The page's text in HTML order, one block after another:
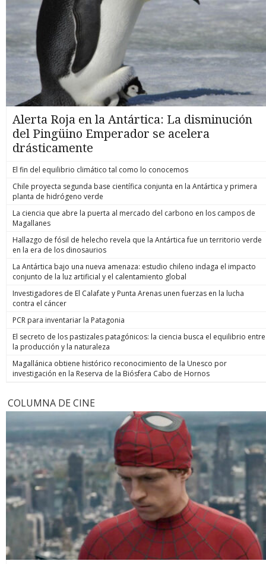
Alerta Roja en la Antártica: La disminución
del Pingüino Emperador se acelera
drásticamente
El fin del equilibrio climático tal como lo conocemos
Chile proyecta segunda base científica conjunta en la Antártica y primera
planta de hidrógeno verde
La ciencia que abre la puerta al mercado del carbono en los campos de
Magallanes
Hallazgo de fósil de helecho revela que la Antártica fue un territorio verde
en la era de los dinosaurios
La Antártica bajo una nueva amenaza: estudio chileno indaga el impacto
conjunto de la luz artificial y el calentamiento global
Investigadores de El Calafate y Punta Arenas unen fuerzas en la lucha
contra el cáncer
PCR para inventariar la Patagonia
El secreto de los pastizales patagónicos: la ciencia busca el equilibrio entre
la producción y la naturaleza
Magallánica obtiene histórico reconocimiento de la Unesco por
investigación en la Reserva de la Biósfera Cabo de Hornos
COLUMNA DE CINE